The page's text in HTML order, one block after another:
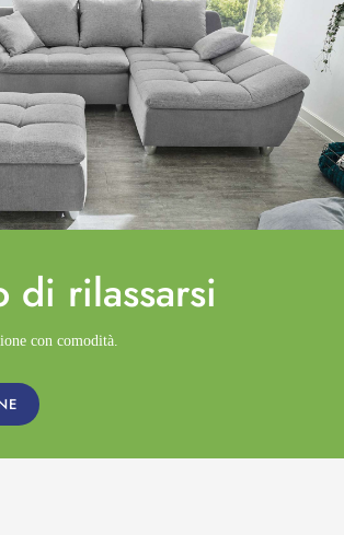
di rilassarsi
con comodità.